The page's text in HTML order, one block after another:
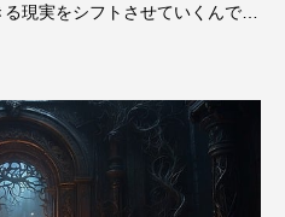
現実をシフトさせていくんです